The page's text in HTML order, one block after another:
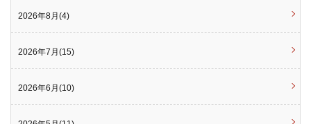
2026年8月(4)
2026年7月(15)
2026年6月(10)